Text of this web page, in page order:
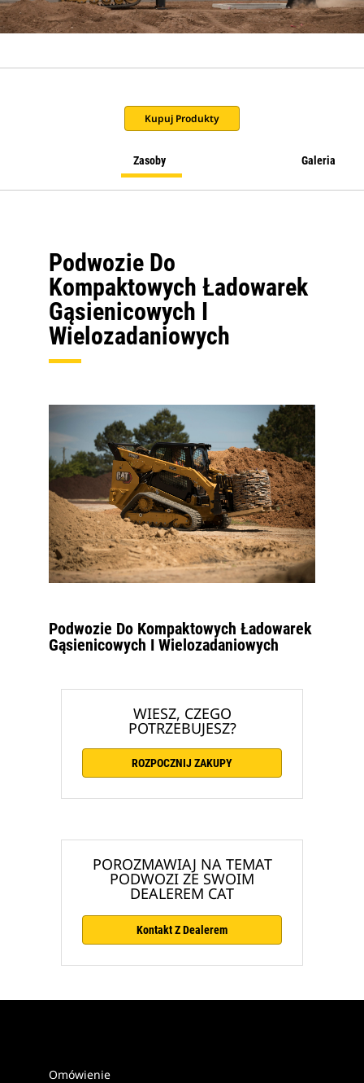
Kupuj Produkty
Zasoby Galeria
Podwozie Do
Kompaktowych Ładowarek
Gąsienicowych I
Wielozadaniowych
Podwozie Do Kompaktowych Ładowarek
Gąsienicowych I Wielozadaniowych
WIESZ, CZEGO
POTRZEBUJESZ?
ROZPOCZNIJ ZAKUPY
POROZMAWIAJ NA TEMAT
PODWOZI ZE SWOIM
DEALEREM CAT
Kontakt Z Dealerem
Omówienie